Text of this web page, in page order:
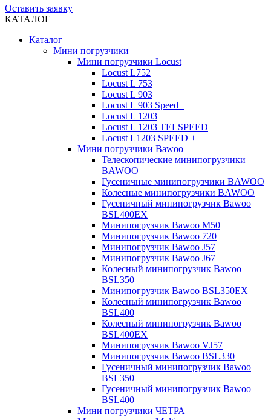
Оставить заявку
КАТАЛОГ
Каталог
Мини погрузчики
Мини погрузчики Locust
Locust L752
Locust L 753
Locust L 903
Locust L 903 Speed+
Locust L 1203
Locust L 1203 TELSPEED
Locust L1203 SPEED +
Мини погрузчики Bawoo
Телескопические минипогрузчики
BAWOO
Гусеничные минипогрузчики BAWOO
Колесные минипогрузчики BAWOO
Гусеничный минипогрузчик Bawoo
BSL400EX
Минипогрузчик Bawoo M50
Минипогрузчик Bawoo 720
Минипогрузчик Bawoo J57
Минипогрузчик Bawoo J67
Колесный минипогрузчик Bawoo
BSL350
Минипогрузчик Bawoo BSL350EX
Колесный минипогрузчик Bawoo
BSL400
Колесный минипогрузчик Bawoo
BSL400EX
Минипогрузчик Bawoo VJ57
Минипогрузчик Bawoo BSL330
Гусеничный минипогрузчик Bawoo
BSL350
Гусеничный минипогрузчик Bawoo
BSL400
Мини погрузчики ЧЕТРА